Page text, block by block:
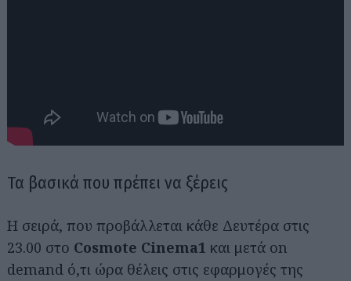
Τα βασικά που πρέπει να ξέρεις
Η σειρά, που προβάλλεται κάθε Δευτέρα στις
23.00 στο Cosmote Cinema1 και μετά on
demand ό,τι ώρα θέλεις στις εφαρμογές της